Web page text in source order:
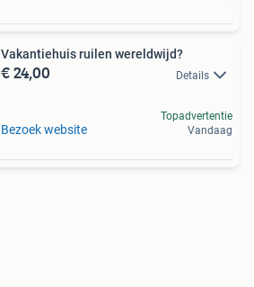
Vakantiehuis ruilen wereldwijd?
€ 24,00 Details
Bezoek website
Topadvertentie
Vandaag